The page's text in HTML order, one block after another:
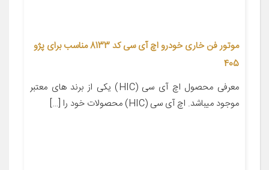
موتور فن خاری خودرو اچ آی سی کد 8133 مناسب برای پژو
405
معرفی محصول اچ آی سی (HIC) یکی از برند های معتبر
موجود میباشد. اچ آی سی (HIC) محصولات خود را […]